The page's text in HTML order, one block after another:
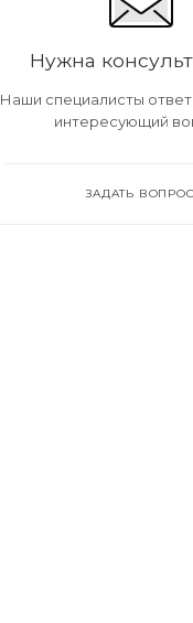
Нужна
Наши специалисты
интересующий
ЗАДАТЬ ВОПРОС